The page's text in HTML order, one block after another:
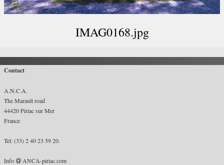
IMAG0168.jpg
Contact
A.N.C.A.
The Marault road
44420 Piriac sur Mer
France
Tel: (33) 2 40 23 59 20.
Info ANCA-piriac.com